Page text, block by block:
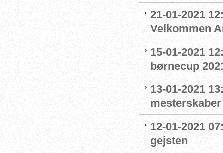
21-01-2021
Velkommen
15-01-2021
børnecup
13-01-2021
mesterskaber
12-01-2021
gejsten